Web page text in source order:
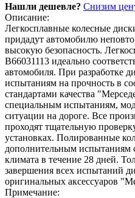
Нашли дешевле? Снизим
Описание:
Легкосплавные колесные
придадут автомобилю
высокую безопасность.
B66031113 идеально
автомобиля. При разработке
испытаниям на прочность в
стандартами качества
специальным испытаниям,
ситуации на дороге. Все
проходят тщательную
установках. Полированные
дополнительным испытаниям
климата в течение 28 дней.
завершения всех испытаний
оригинальных аксессуаров
Примечание: